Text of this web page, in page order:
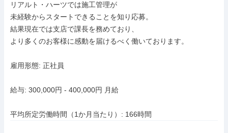
リアルト・ハーツでは施工管理が
未経験からスタートできることを知り応募。
結果現在では支店で課長を務めており、
より多くのお客様に感動を届けるべく働いております。
雇用形態: 正社員
給与: 300,000円 - 400,000円 月給
平均所定労働時間（1か月当たり）: 166時間